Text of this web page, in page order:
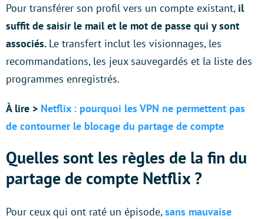
Pour transférer son profil vers un compte existant, il
suffit de saisir le mail et le mot de passe qui y sont
associés. Le transfert inclut les visionnages, les
recommandations, les jeux sauvegardés et la liste des
programmes enregistrés.
À lire > Netflix : pourquoi les VPN ne permettent pas
de contourner le blocage du partage de compte
Quelles sont les règles de la fin du
partage de compte Netflix ?
Pour ceux qui ont raté un épisode, sans mauvaise